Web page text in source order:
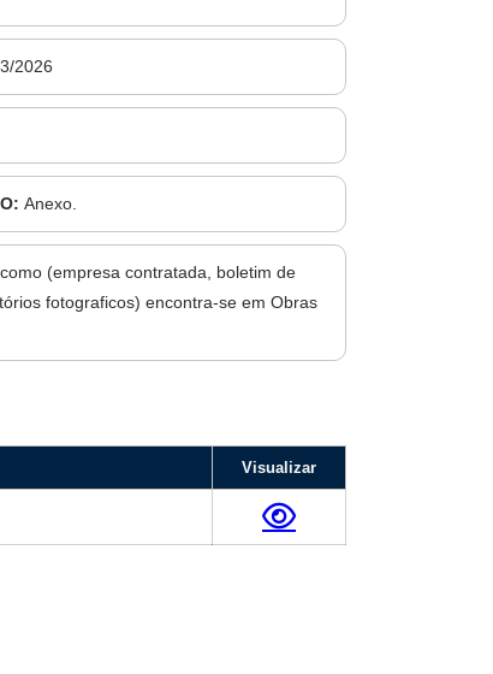
2026
Anexo.
(empresa contratada, boletim de
fotograficos) encontra-se em Obras
Visualizar